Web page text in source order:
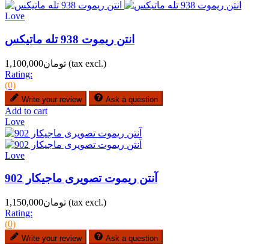
Love
انتن ریموت 938 تله ماتیکس
تومان1,100,000 (tax excl.)
Rating:
(0)
Write your review Ask a question
Add to cart
Love
Love
آنتن ریموت تصویری ماجیکار 902
تومان1,150,000 (tax excl.)
Rating:
(0)
Write your review Ask a question